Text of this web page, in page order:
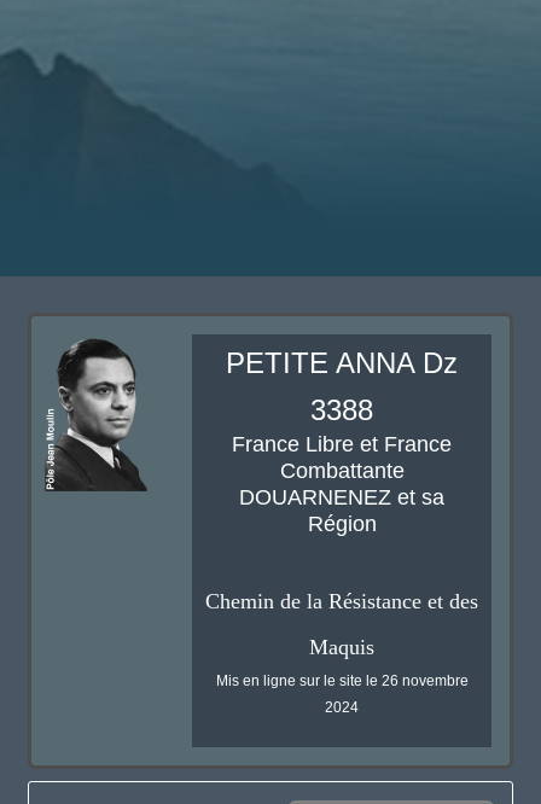
PETITE ANNA Dz
3388
France Libre et France
Combattante
DOUARNENEZ et sa
Région
Chemin de la Résistance et des
Maquis
Mis en ligne sur le site le 26 novembre
2024